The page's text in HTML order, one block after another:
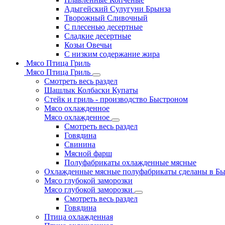
Адыгейский Сулугуни Брынза
Творожный Сливочный
С плесенью десертные
Сладкие десертные
Козьи Овечьи
С низким содержание жира
Мясо Птица Гриль
Мясо Птица Гриль
Смотреть весь раздел
Шашлык Колбаски Купаты
Стейк и гриль - производство Быстроном
Мясо охлажденное
Мясо охлажденное
Смотреть весь раздел
Говядина
Свинина
Мясной фарш
Полуфабрикаты охлажденные мясные
Охлажденные мясные полуфабрикаты сделаны в
Мясо глубокой заморозки
Мясо глубокой заморозки
Смотреть весь раздел
Говядина
Птица охлажденная